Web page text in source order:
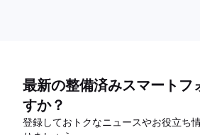
最新の整備済みスマートフ
すか？
登録しておトクなニュースやお役立ち